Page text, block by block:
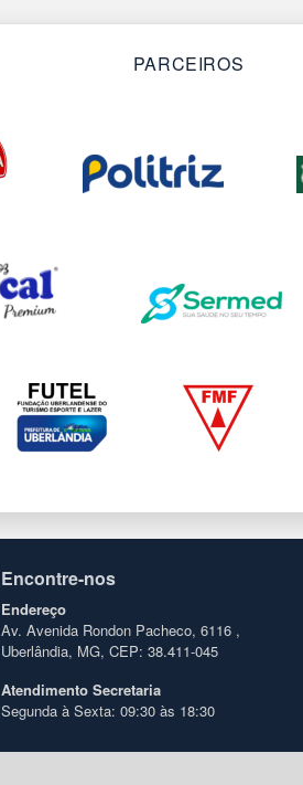
PARCEIROS
Encontre-nos
Endereço
Av. Avenida Rondon Pacheco, 6116 ,
Uberlândia, MG, CEP: 38.411-045
Atendimento Secretaria
Segunda à Sexta: 09:30 às 18:30